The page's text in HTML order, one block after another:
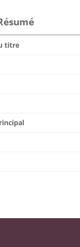
titre